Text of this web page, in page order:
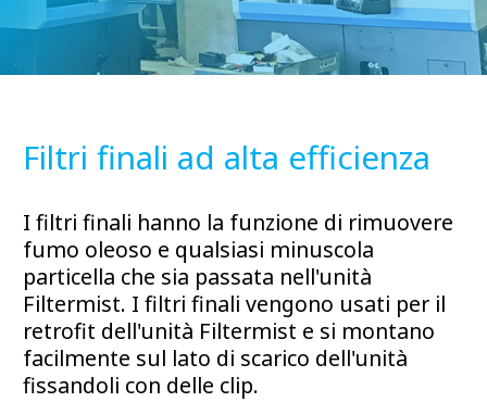
Filtri finali ad alta efficienza
I filtri finali hanno la funzione di rimuovere
fumo oleoso e qualsiasi minuscola
particella che sia passata nell'unità
Filtermist. I filtri finali vengono usati per il
retrofit dell'unità Filtermist e si montano
facilmente sul lato di scarico dell'unità
fissandoli con delle clip.